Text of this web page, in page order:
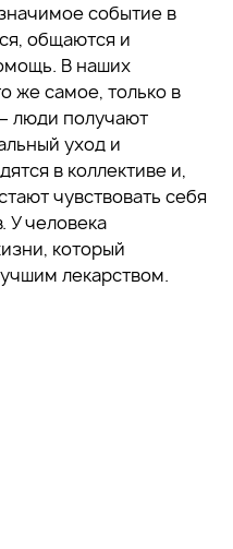
событие в
общаются и
В наших
же самое, только в
люди получают
уход и
в коллективе и,
чувствовать себя
У человека
который
лекарством.